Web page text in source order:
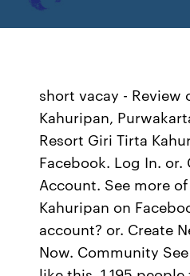
short vacay - Review
Kahuripan,
Resort Giri Tirta
Facebook. Log In. or.
Account. See more
Kahuripan on
account? or. Create
Now. Community